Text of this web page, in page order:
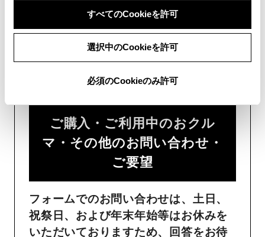
すべてのCookieを許可
選択中のCookieを許可
必須のCookieのみ許可
フォームでお問い合わせ
受付：24時間受付
ご購入・ご利用中のおクル
マ・その他のお問い合わせ・
ご要望​
フォームでのお問い合わせは、土日、
祝祭日、および年末年始等はお休みを
いただいておりますため、回答をお待